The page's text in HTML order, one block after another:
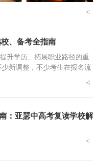
、备考全指南
升学历、拓展职业路径的重
新调整，不少考生在报名流
疑问，本文将从报名全流
：亚瑟中高考复读学校解